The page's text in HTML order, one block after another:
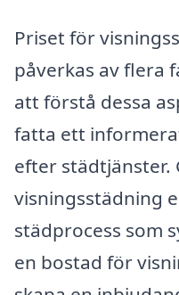
Priset för
påverkas av flera
att förstå dessa
fatta ett
efter städtjänster.
visningsstädning
städprocess som
en bostad för